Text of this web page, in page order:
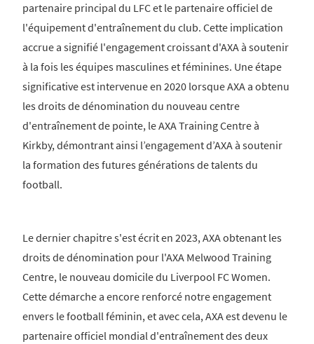
partenaire principal du LFC et le partenaire officiel de
l'équipement d'entraînement du club. Cette implication
accrue a signifié l'engagement croissant d'AXA à soutenir
à la fois les équipes masculines et féminines. Une étape
significative est intervenue en 2020 lorsque AXA a obtenu
les droits de dénomination du nouveau centre
d'entraînement de pointe, le AXA Training Centre à
Kirkby, démontrant ainsi l’engagement d’AXA à soutenir
la formation des futures générations de talents du
football.
Le dernier chapitre s'est écrit en 2023, AXA obtenant les
droits de dénomination pour l'AXA Melwood Training
Centre, le nouveau domicile du Liverpool FC Women.
Cette démarche a encore renforcé notre engagement
envers le football féminin, et avec cela, AXA est devenu le
partenaire officiel mondial d'entraînement des deux